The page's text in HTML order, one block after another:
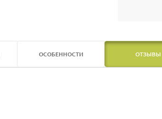
ОСОБЕННОСТИ ОТЗЫВЫ